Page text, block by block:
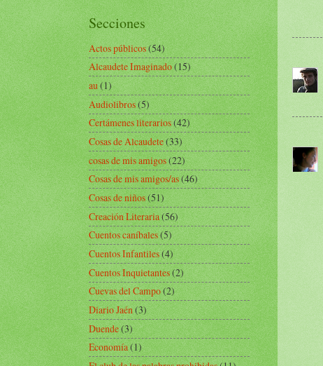
Secciones
Actos públicos(54)
Alcaudete Imaginado(15)
au(1)
Audiolibros(5)
Certámenes literarios(42)
Cosas de Alcaudete(33)
cosas de mis amigos(22)
Cosas de mis amigos/as(46)
Cosas de niños(51)
Creación Literaria(56)
Cuentos caníbales(5)
Cuentos Infantiles(4)
Cuentos Inquietantes(2)
Cuevas del Campo(2)
Diario Jaén(3)
Duende(3)
Economía(1)